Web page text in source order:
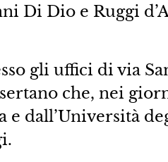
Di Dio e Ruggi
gli uffici di via
che, nei
e dall’Università